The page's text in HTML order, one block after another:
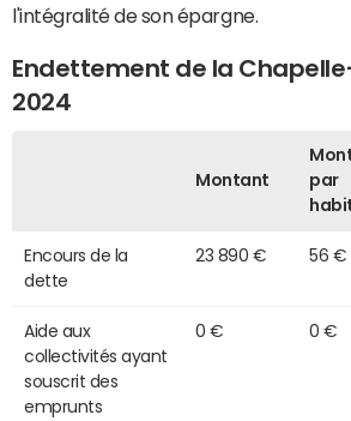
l'intégralité de son épargne.
Endettement de la
2024
Montant
par
Encours de la
dette
23 890 € 56 €
Aide aux
collectivités ayant
souscrit des
emprunts
0 € 0 €